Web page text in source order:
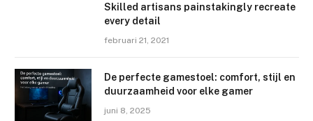
Skilled artisans painstakingly recreate
every detail
februari 21, 2021
De perfecte gamestoel: comfort, stijl en
duurzaamheid voor elke gamer
juni 8, 2025